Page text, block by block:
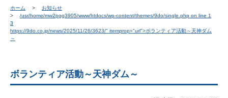
ホーム
お知らせ
/usr/home/mw2pgg3905/www/htdocs/wp-content/themes/9do/single.php on line 1
3
https://9do.co.jp/news/2025/11/26/3623/" itemprop="url">ボランティア活動～天神ダム
～
ボランティア活動～天神ダム～